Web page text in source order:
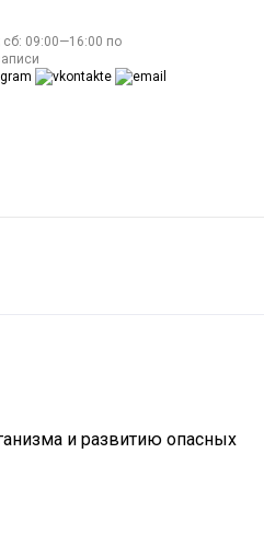
сб: 09:00—16:00 по
и развитию опасных